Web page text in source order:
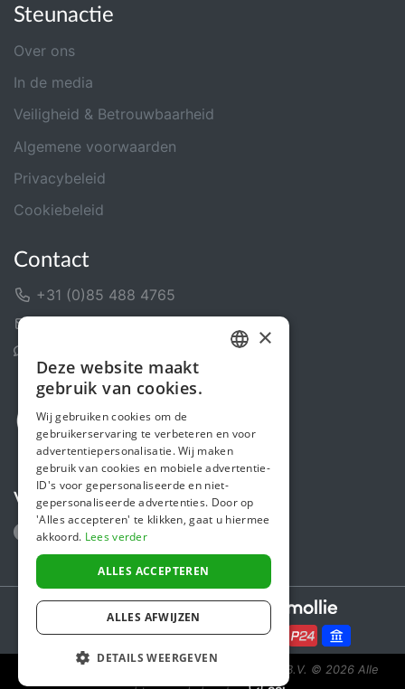
Steunactie
Over ons
In de media
Veiligheid & Betrouwbaarheid
Algemene voorwaarden
Privacybeleid
Cookiebeleid
Contact
+31 (0)85 488 4765
Volg ons
Secure payments powered by
Steunactie is een initiatief van Sponsor Europe B.V. © 2026 Alle
ENGLISH
×
Deze website maakt
gebruik van cookies.
Wij gebruiken cookies om de
gebruikerservaring te verbeteren en voor
advertentiepersonalisatie. Wij maken
gebruik van cookies en mobiele advertentie-
ID's voor gepersonaliseerde en niet-
gepersonaliseerde advertenties. Door op
'Alles accepteren' te klikken, gaat u hiermee
akkoord. Lees verder
ALLES ACCEPTEREN
ALLES AFWIJZEN
DETAILS WEERGEVEN